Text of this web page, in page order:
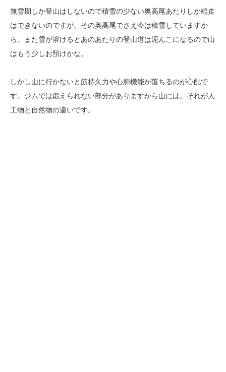
無雪期しか登山はしないので積雪の少ない奥高尾あたりしか縦走
はできないのですが、その奥高尾でさえ今は積雪していますか
ら。また雪が溶けるとあのあたりの登山道は泥んこになるので山
はもう少しお預けかな。
しかし山に行かないと筋持久力や心肺機能が落ちるのが心配で
す。ジムでは鍛えられない部分がありますから山には。それが人
工物と自然物の違いです。